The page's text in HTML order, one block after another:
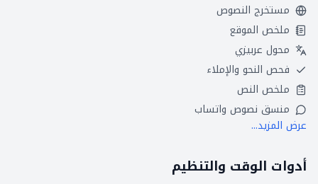
مستخرج النصوص
ملخص الموقع
محول عربيزي
فحص النحو والإملاء
ملخص النص
منسق نصوص واتساب
عرض المزيد...
أدوات الوقت والتنظيم